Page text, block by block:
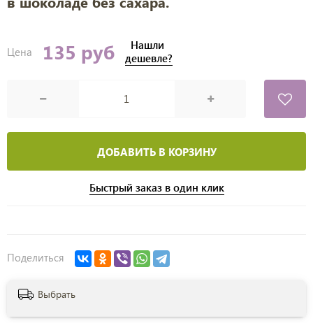
Цена 135 руб
Нашли
дешевле?
ДОБАВИТЬ В КОРЗИНУ
Быстрый заказ в один клик
Поделиться
Выбрать